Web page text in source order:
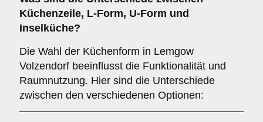
Küchenzeile, L-Form, U-Form und
Inselküche?
Die Wahl der Küchenform in Lemgow
Volzendorf beeinflusst die Funktionalität und
Raumnutzung. Hier sind die Unterschiede
zwischen den verschiedenen Optionen: